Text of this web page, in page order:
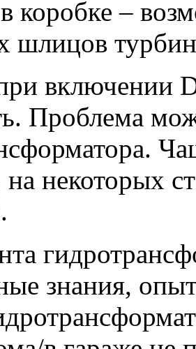
коробке –
шлицов
включении D
Проблема
на некоторых
знания,